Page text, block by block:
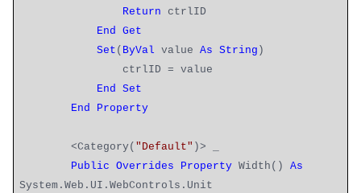
Return ctrlID
End
Get
Set ( ByVal valueAs String )
ctrlID = value
End
Set
End
Property
<Category( "Default" )> _
Public
Overrides Property Width()As
System.Web.UI.WebControls.Unit